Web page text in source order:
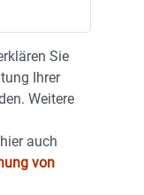
Sie
Ihrer
Weitere
auch
von